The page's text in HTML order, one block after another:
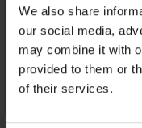
We also share
our social media,
may combine it with
provided to them or
of their services.